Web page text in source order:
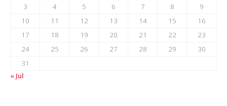
3
4 5 6 7 8
9
10
11 12 13 14 15
16
17
18 19 20 21 22
23
24
25 26 27 28 29
30
31
« Jul